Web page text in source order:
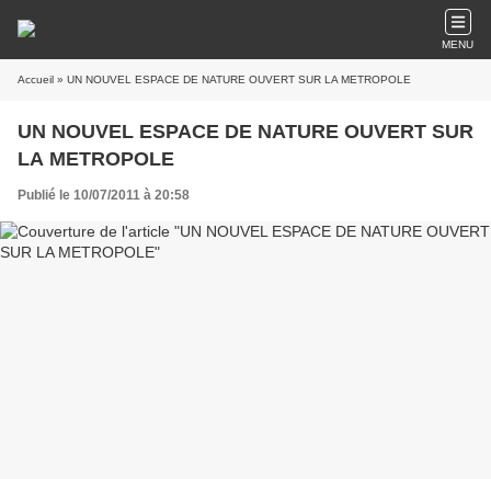
MENU
Accueil » UN NOUVEL ESPACE DE NATURE OUVERT SUR LA METROPOLE
UN NOUVEL ESPACE DE NATURE OUVERT SUR
LA METROPOLE
Publié le 10/07/2011 à 20:58